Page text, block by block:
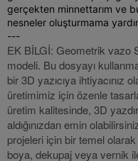
gerçekten minnettarım ve
nesneler oluşturmama
---
EK BİLGİ: Geometrik vazo
modeli. Bu dosyayı
bir 3D yazıcıya ihtiyacınız
üretimimiz için özenle
üretim kalitesinde, 3D
aldığınızdan emin
projeleri için bir temel
boya, dekupaj veya vernik